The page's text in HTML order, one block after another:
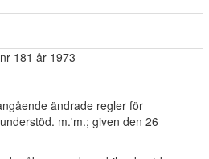
181 år 1973
ändrade regler för
m.'m.; given den 26